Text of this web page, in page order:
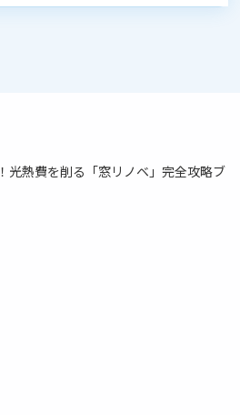
熱費を削る「窓リノベ」完全攻略ブ